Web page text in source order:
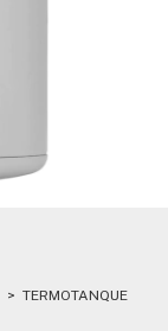
> TERMOTANQUE